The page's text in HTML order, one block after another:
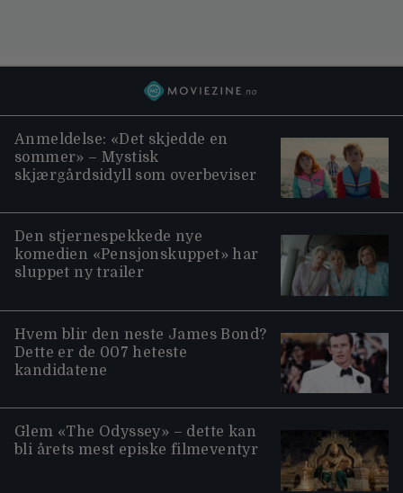
Anmeldelse: «Det skjedde en
sommer» – Mystisk
skjærgårdsidyll som overbeviser
Den stjernespekkede nye
komedien «Pensjonskuppet» har
sluppet ny trailer
Hvem blir den neste James Bond?
Dette er de 007 heteste
kandidatene
Glem «The Odyssey» – dette kan
bli årets mest episke filmeventyr